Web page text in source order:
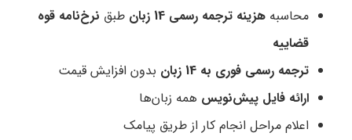
محاسبه هزینه ترجمه رسمی 14 زبان طبق نرخ‌نامه قوه
قضاییه
ترجمه رسمی فوری به 14 زبان
بدون افزایش قیمت
ارائه فایل پیش‌نویس همه زبان‌ها
اعلام مراحل انجام کار از طریق پیامک